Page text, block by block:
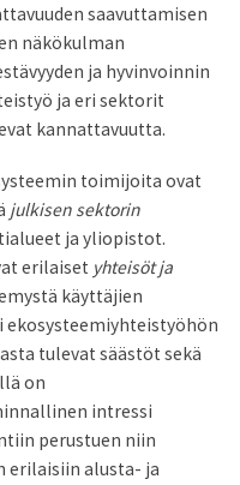
saavuttamisen
näkökulman
ja hyvinvoinnin
ja eri sektorit
kannattavuutta.
toimijoita ovat
julkisen sektorin
ja yliopistot.
erilaiset yhteisöt ja
käyttäjien
tulevat säästöt sekä
on
intressi
perustuen niin
erilaisiin alusta- ja